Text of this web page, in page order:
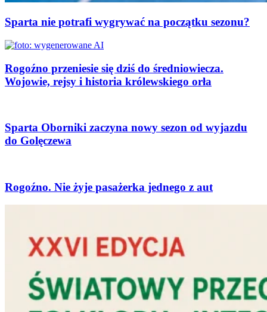
Sparta nie potrafi wygrywać na początku sezonu?
Rogoźno przeniesie się dziś do średniowiecza.
Wojowie, rejsy i historia królewskiego orła
Sparta Oborniki zaczyna nowy sezon od wyjazdu
do Golęczewa
Rogoźno. Nie żyje pasażerka jednego z aut